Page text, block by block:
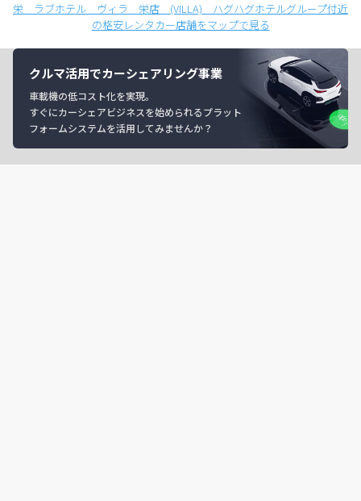
栄 ラブホテル ヴィラ 栄店 (VILLA) ハグハグホテルグループ付近
の格安レンタカー店舗をマップで見る
クルマ活用でカーシェアリング事業
車載機の低コスト化を実現。
すぐにカーシェアビジネスを始められるプラット
フォームシステムを活用してみませんか？